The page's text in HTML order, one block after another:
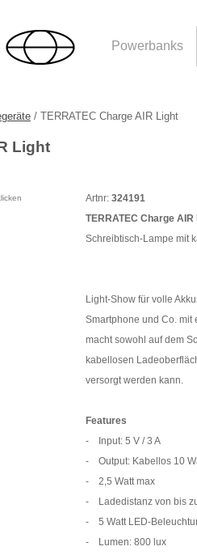
Powerbanks
/ TERRATEC Charge AIR Light
Light
Artnr: 324191
TERRATEC Charge AIR
Schreibtisch-Lampe mit
Light-Show für volle
Smartphone und Co. mit
macht sowohl auf dem
kabellosen
versorgt werden kann.
Features
- Input: 5 V / 3 A
- Output: Kabellos 10
- 2,5 Watt max
- Ladedistanz von bis
- 5 Watt LED-
- Lumen: 800 lux